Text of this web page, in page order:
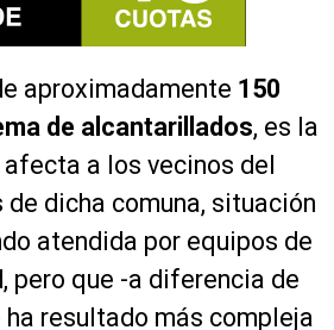
aproximadamente 150
de alcantarillados, es la
a los vecinos del
dicha comuna, situación
atendida por equipos de
pero que -a diferencia de
resultado más compleja